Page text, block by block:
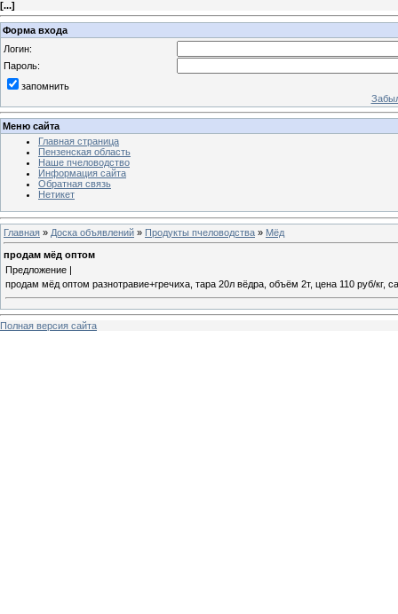
[...]
Форма входа
Логин:
Пароль:
запомнить
Меню сайта
Главная страница
Пензенская область
Наше пчеловодство
Информация сайта
Обратная связь
Нетикет
Главная » Доска объявлений » Продукты пчеловодства » Мёд
продам мёд оптом
Предложение |
продам мёд оптом разнотравие+гречиха, тара 20л вёдра, объём 2т, цена 110 руб/кг,
Полная версия сайта